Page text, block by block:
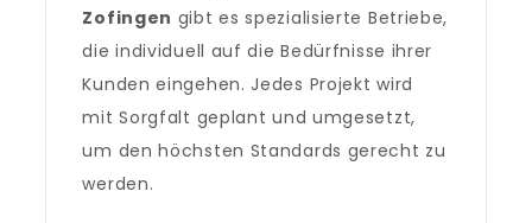
Zofingen gibt es spezialisierte Betriebe,
die individuell auf die Bedürfnisse ihrer
Kunden eingehen. Jedes Projekt wird
mit Sorgfalt geplant und umgesetzt,
um den höchsten Standards gerecht zu
werden.